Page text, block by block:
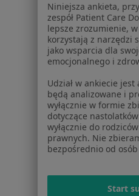
O
Praca
Centrum
Dla
Placówki
Usługi
Niniejsza ankieta,
zespół Patient Care
lepsze zrozumienie,
korzystają z narzędzi
jako wsparcia dla
emocjonalnego i
Udział w ankiecie
będą analizowane i
wyłącznie w formie
dotyczące
wyłącznie do
prawnych. Nie
bezpośrednio od
Start